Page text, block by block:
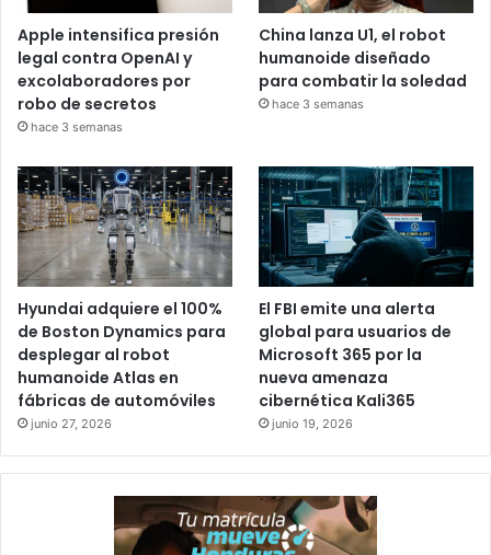
Apple intensifica presión
legal contra OpenAI y
excolaboradores por
robo de secretos
hace 3 semanas
China lanza U1, el robot
humanoide diseñado
para combatir la soledad
hace 3 semanas
Hyundai adquiere el 100%
de Boston Dynamics para
desplegar al robot
humanoide Atlas en
fábricas de automóviles
junio 27, 2026
El FBI emite una alerta
global para usuarios de
Microsoft 365 por la
nueva amenaza
cibernética Kali365
junio 19, 2026